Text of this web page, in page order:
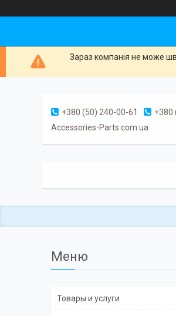
Зараз компанія не може
+380 (50) 240-00-61
+380
Accessories-Parts.com.ua
Товары и услуги